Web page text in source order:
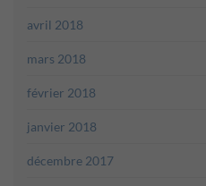
avril 2018
mars 2018
février 2018
janvier 2018
décembre 2017